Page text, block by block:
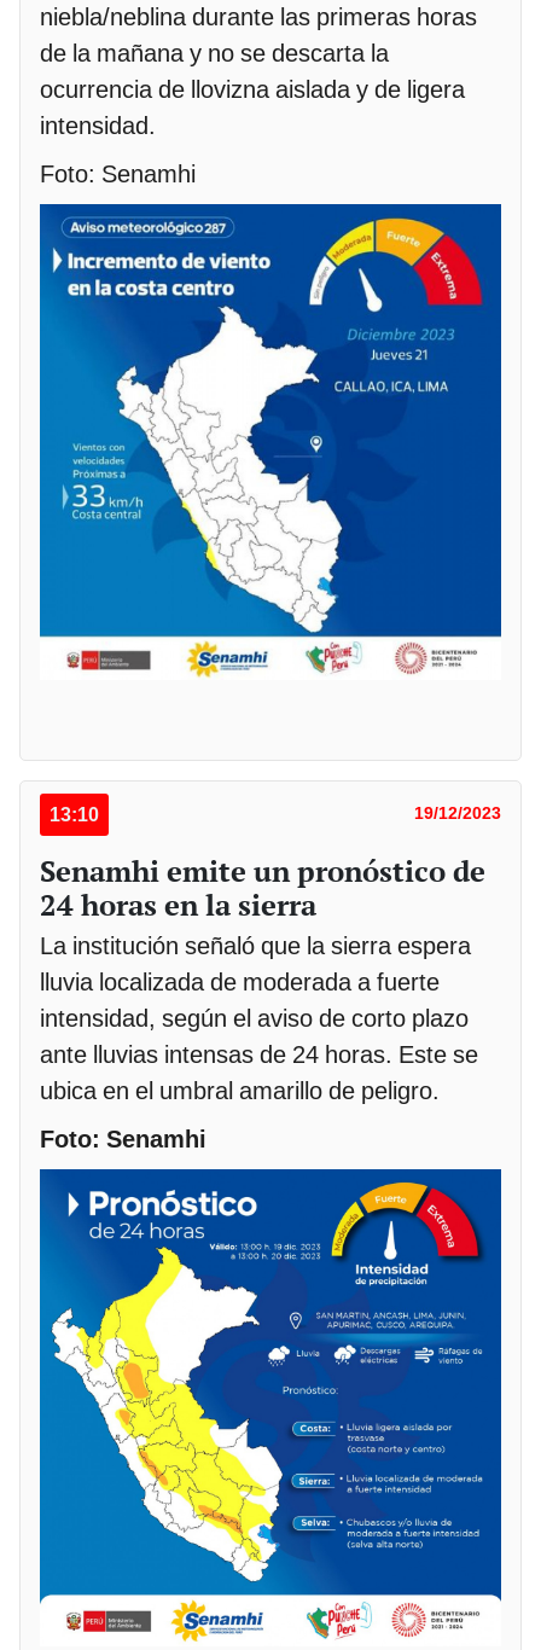
niebla/neblina durante las primeras horas
de la mañana y no se descarta la
ocurrencia de llovizna aislada y de ligera
intensidad.
Foto: Senamhi
13:10 19/12/2023
Senamhi emite un pronóstico de
24 horas en la sierra
La institución señaló que la sierra espera
lluvia localizada de moderada a fuerte
intensidad, según el aviso de corto plazo
ante lluvias intensas de 24 horas. Este se
ubica en el umbral amarillo de peligro.
Foto: Senamhi